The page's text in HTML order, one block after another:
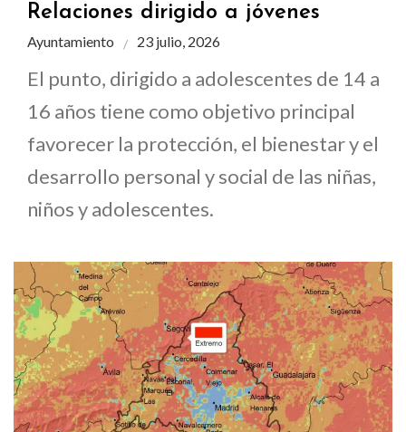
Relaciones dirigido a jóvenes
Ayuntamiento 23 julio, 2026
El punto, dirigido a adolescentes de 14 a
16 años tiene como objetivo principal
favorecer la protección, el bienestar y el
desarrollo personal y social de las niñas,
niños y adolescentes.